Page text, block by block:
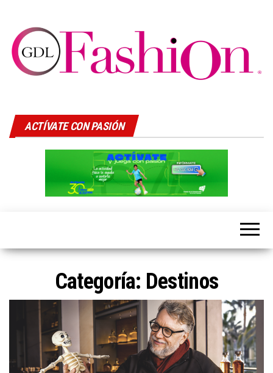
GDLFASHION
ACTÍVATE CON PASIÓN
Categoría: Destinos